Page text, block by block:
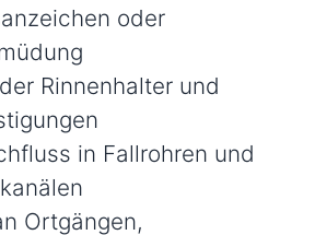
oder
Rinnenhalter und
in Fallrohren und
Ortgängen,